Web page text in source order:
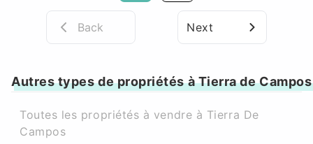
Back Next
Autres types de propriétés à Tierra de Campos
Toutes les propriétés à vendre à Tierra De
Campos